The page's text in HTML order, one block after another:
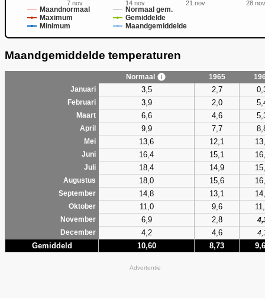
Maandnormaal
Normaal gem.
Maximum
Gemiddelde
Minimum
Maandgemiddelde
7 nov 14 nov 21 nov 28 nov
Maandgemiddelde temperaturen
Normaal 1965
Januari
3,5 2,7
Februari 3,9 2,0
Maart 6,6 4,6
April 9,9 7,7
Mei 13,6 12,1
Juni 16,4 15,1
Juli 18,4 14,9
Augustus 18,0 15,6
September 14,8 13,1
Oktober 11,0 9,6
November 6,9 2,8
December
4,2 4,6
Gemiddeld 10,60 8,73
Advertentie